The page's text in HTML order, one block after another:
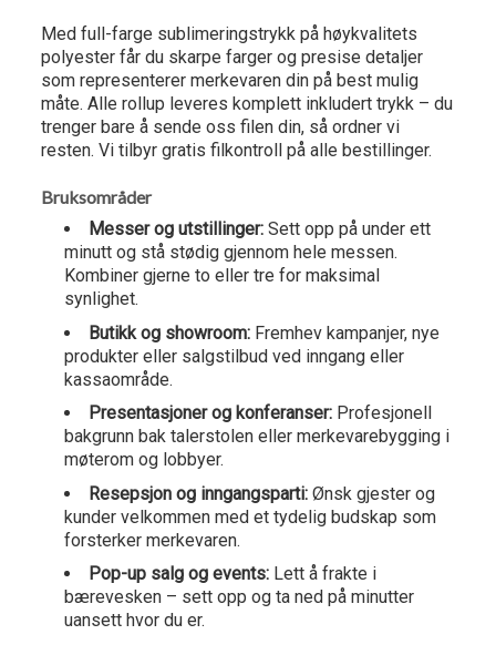
Med full-farge sublimeringstrykk på høykvalitets
polyester får du skarpe farger og presise detaljer
som representerer merkevaren din på best mulig
måte. Alle rollup leveres komplett inkludert trykk – du
trenger bare å sende oss filen din, så ordner vi
resten. Vi tilbyr gratis filkontroll på alle bestillinger.
Bruksområder
Messer og utstillinger: Sett opp på under ett
minutt og stå stødig gjennom hele messen.
Kombiner gjerne to eller tre for maksimal
synlighet.
Butikk og showroom: Fremhev kampanjer, nye
produkter eller salgstilbud ved inngang eller
kassaområde.
Presentasjoner og konferanser: Profesjonell
bakgrunn bak talerstolen eller merkevarebygging i
møterom og lobbyer.
Resepsjon og inngangsparti: Ønsk gjester og
kunder velkommen med et tydelig budskap som
forsterker merkevaren.
Pop-up salg og events: Lett å frakte i
bærevesken – sett opp og ta ned på minutter
uansett hvor du er.